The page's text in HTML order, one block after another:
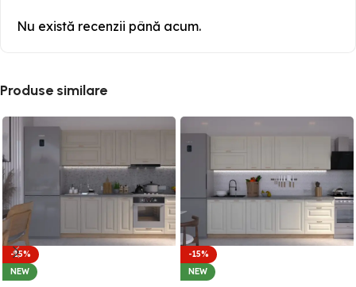
Nu există recenzii până acum.
Produse similare
-15%
NEW
-15%
NEW